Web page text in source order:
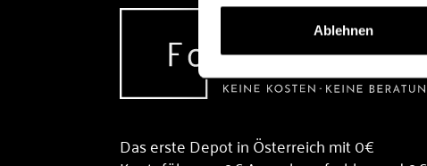
Ablehnen
Das erste Depot in Österreich mit 0€